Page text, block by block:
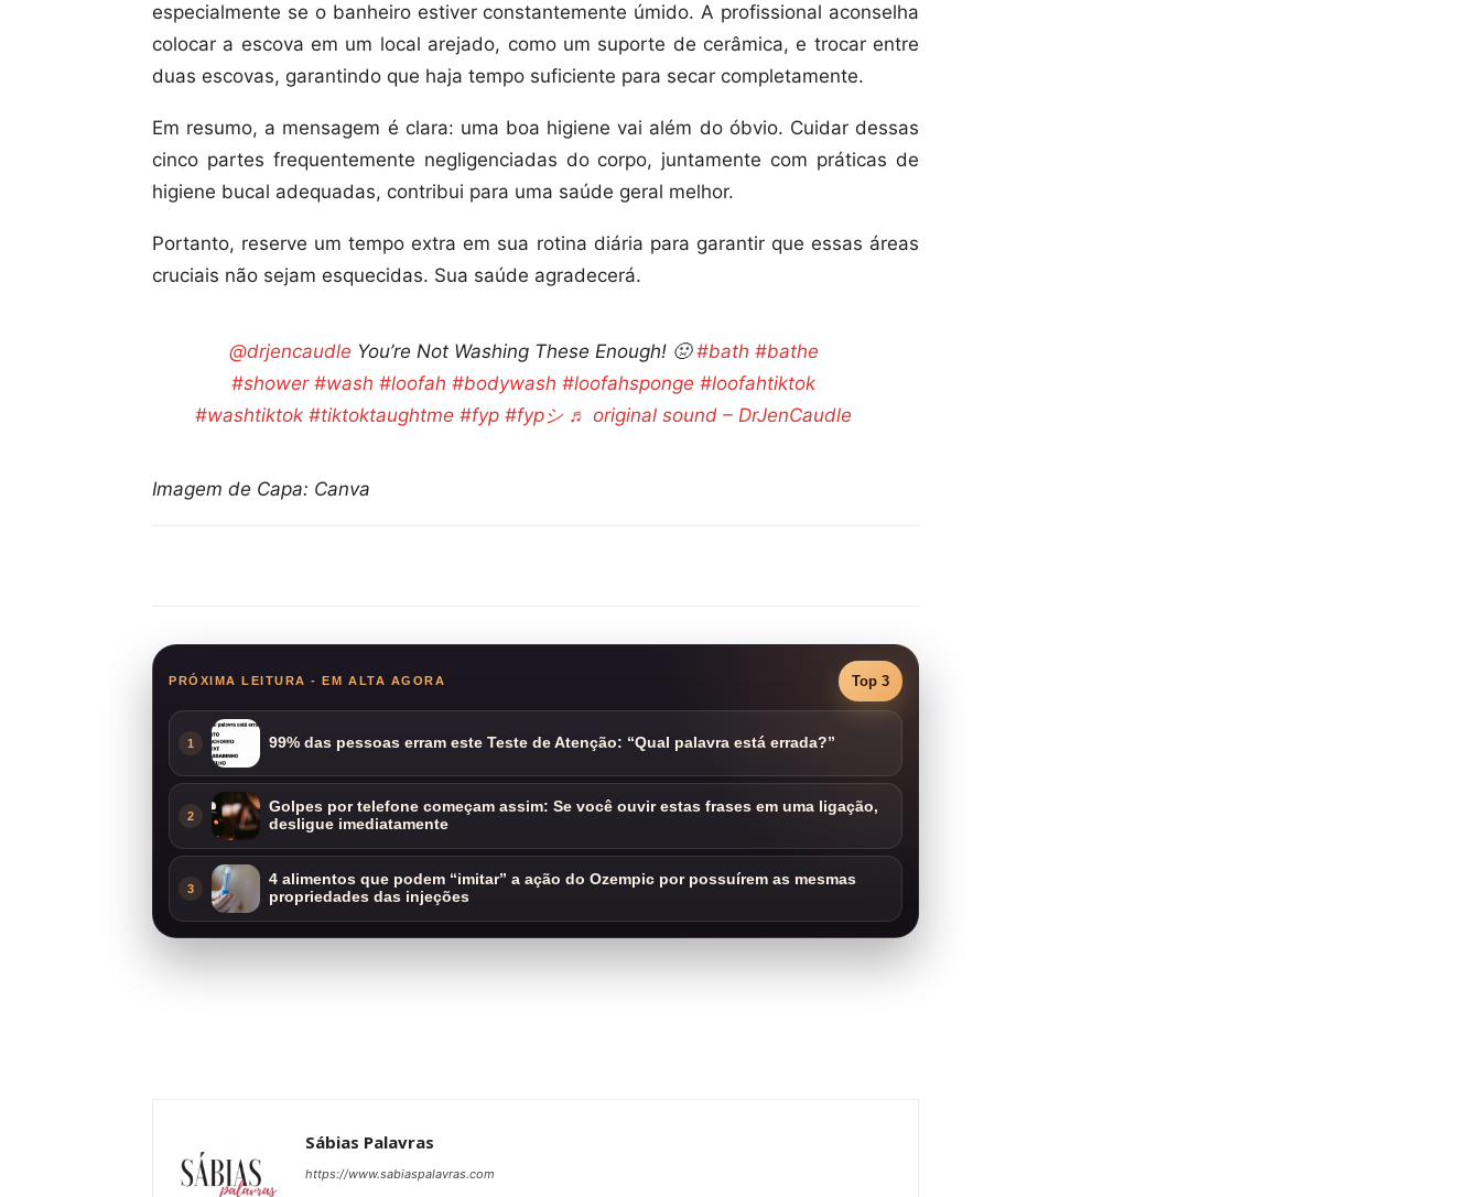
especialmente se o banheiro estiver constantemente úmido. A profissional aconselha
colocar a escova em um local arejado, como um suporte de cerâmica, e trocar entre
duas escovas, garantindo que haja tempo suficiente para secar completamente.
Em resumo, a mensagem é clara: uma boa higiene vai além do óbvio. Cuidar dessas
cinco partes frequentemente negligenciadas do corpo, juntamente com práticas de
higiene bucal adequadas, contribui para uma saúde geral melhor.
Portanto, reserve um tempo extra em sua rotina diária para garantir que essas áreas
cruciais não sejam esquecidas. Sua saúde agradecerá.
@drjencaudle You’re Not Washing These Enough! 🤢#bath #bathe
#shower #wash #loofah #bodywash #loofahsponge #loofahtiktok
#washtiktok #tiktoktaughtme #fyp #fypシ ♬ original sound – DrJenCaudle
Imagem de Capa: Canva
PRÓXIMA LEITURA - EM ALTA AGORA Top 3
1 99% das pessoas erram este Teste de Atenção: “Qual palavra está errada?”
2
Golpes por telefone começam assim: Se você ouvir estas frases em uma ligação,
desligue imediatamente
3
4 alimentos que podem “imitar” a ação do Ozempic por possuírem as mesmas
propriedades das injeções
Sábias Palavras
https://www.sabiaspalavras.com